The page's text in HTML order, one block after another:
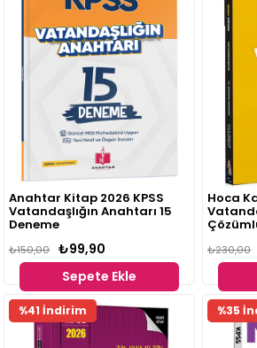
Anahtar Kitap 2026 KPSS
Vatandaşlığın Anahtarı 15
Deneme
₺99,90
₺150,00
Sepete Ekle
Hoca
₺230,00
%41 İndirim
Fırsat
Ürünü
%35